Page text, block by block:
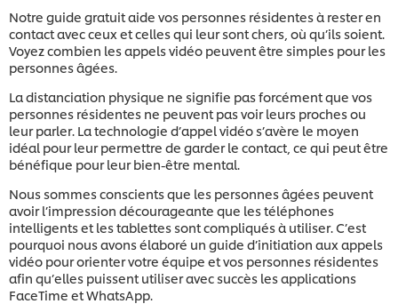
Notre guide gratuit aide vos personnes résidentes à rester en
contact avec ceux et celles qui leur sont chers, où qu’ils soient.
Voyez combien les appels vidéo peuvent être simples pour les
personnes âgées.
La distanciation physique ne signifie pas forcément que vos
personnes résidentes ne peuvent pas voir leurs proches ou
leur parler. La technologie d’appel vidéo s’avère le moyen
idéal pour leur permettre de garder le contact, ce qui peut être
bénéfique pour leur bien-être mental.
Nous sommes conscients que les personnes âgées peuvent
avoir l’impression décourageante que les téléphones
intelligents et les tablettes sont compliqués à utiliser. C’est
pourquoi nous avons élaboré un guide d’initiation aux appels
vidéo pour orienter votre équipe et vos personnes résidentes
afin qu’elles puissent utiliser avec succès les applications
FaceTime et WhatsApp.